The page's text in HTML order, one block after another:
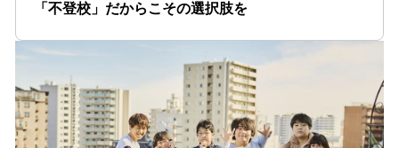
「不登校」だからこその選択肢を